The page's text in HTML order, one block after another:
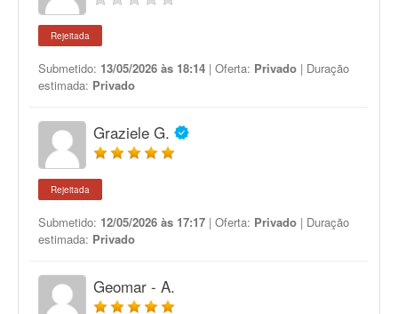
Rejeitada
Submetido: 13/05/2026 às 18:14 | Oferta: Privado | Duração
estimada: Privado
Graziele G.
Rejeitada
Submetido: 12/05/2026 às 17:17 | Oferta: Privado | Duração
estimada: Privado
Geomar - A.